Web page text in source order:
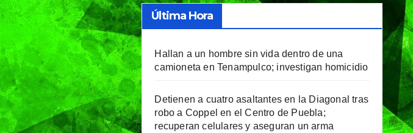
Última Hora
Hallan a un hombre sin vida dentro de una
camioneta en Tenampulco; investigan homicidio
Detienen a cuatro asaltantes en la Diagonal tras
robo a Coppel en el Centro de Puebla;
recuperan celulares y aseguran un arma